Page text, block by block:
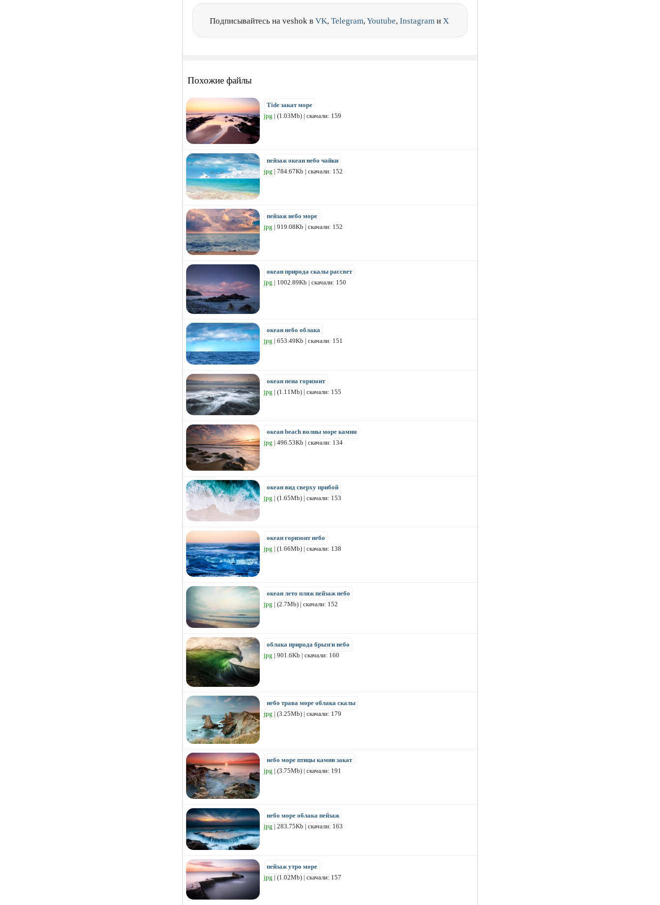
Подписывайтесь на veshok в VK, Telegram,Youtube, Instagram и X
Похожие файлы
Tide закат море
jpg | (1.03Mb) | скачали: 159
пейзаж океан небо чайки
jpg | 784.67Kb | скачали: 152
пейзаж небо море
jpg | 919.08Kb | скачали: 152
океан природа скалы рассвет
jpg | 1002.89Kb | скачали: 150
океан небо облака
jpg | 653.49Kb | скачали: 151
океан пена горизонт
jpg | (1.11Mb) | скачали: 155
океан beach волны море камни
jpg | 496.53Kb | скачали: 134
океан вид сверху прибой
jpg | (1.65Mb) | скачали: 153
океан горизонт небо
jpg | (1.66Mb) | скачали: 138
океан лето пляж пейзаж небо
jpg | (2.7Mb) | скачали: 152
облака природа брызги небо
jpg | 901.6Kb | скачали: 160
небо трава море облака скалы
jpg | (3.25Mb) | скачали: 179
небо море птицы камни закат
jpg | (3.75Mb) | скачали: 191
небо море облака пейзаж
jpg | 283.75Kb | скачали: 163
пейзаж утро море
jpg | (1.02Mb) | скачали: 157